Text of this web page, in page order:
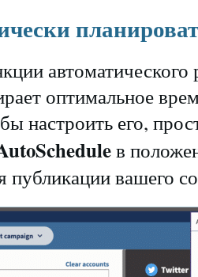
автоматического
оптимальное
настроить его,
в
публикации вашего